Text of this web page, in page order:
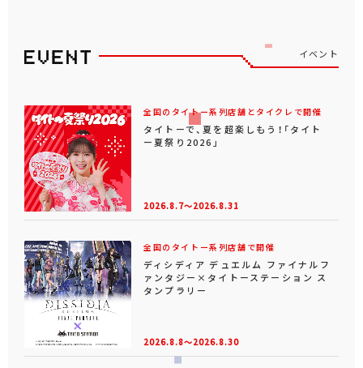
イベント
全国のタイトー系列店舗とタイクレで開催
タイトーで、夏を超楽しもう！「タイト
ー夏祭り2026」
2026.8.7～2026.8.31
全国のタイトー系列店舗で開催
ディシディア デュエルム ファイナルフ
ァンタジー×タイトーステーション ス
タンプラリー
2026.8.8～2026.8.30